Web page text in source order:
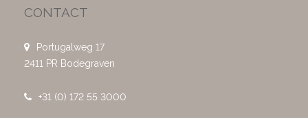
CONTACT
Portugalweg 17
2411 PR Bodegraven
+31 (0) 172 55 3000